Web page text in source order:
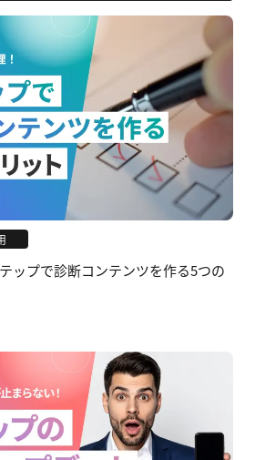
ップで診断コンテンツを作る5つの